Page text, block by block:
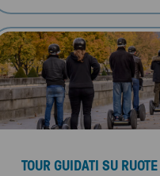
TOUR GUIDATI SU RUOTE